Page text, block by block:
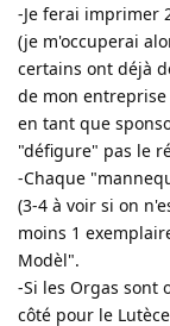
-Je ferai imprimer
(je m'occuperai
certains ont déjà
de mon
en tant que
"défigure" pas le
-Chaque
(3-4 à voir si on
moins 1
Modèl".
-Si les Orgas sont
côté pour le